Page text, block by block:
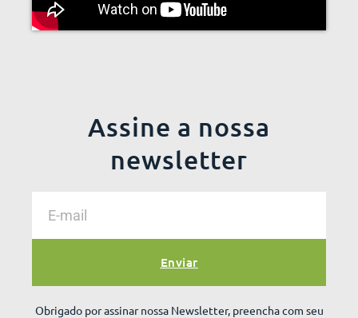
Assine a nossa
newsletter
Enviar
Obrigado por assinar nossa Newsletter, preencha com seu